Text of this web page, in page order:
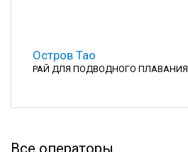
Остров Тао
РАЙ ДЛЯ ПОДВОДНОГО ПЛАВАНИЯ
Все операторы